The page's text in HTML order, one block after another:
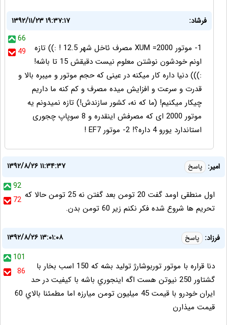
فرشاد:
۱۳۹۲/۱۱/۲۳ ۱۹:۳۷:۱۷
66
49
1- موتور XUM =2000 مصرف ئاخل شهر 12.5 ! :)) تازه
اونم خودشون نوشتن معلوم نیست دقیقش 15 تا باشه!
:))) دنیا داره کار میکنه در عینی که حجم موتور و میبره بالا و
قدرت و سرعت و افزایش میده مصرف و کم کنه ما داریم
چیکار میکنیم! (ما که نه، کشور سازندش!) تازه نمیدونم یه
موتور 2000 ای که مصرفش اینقدره و 8 سوپاپ چجوری
استاندارد یورو 4 داره؟! 2- موتور EF7 !
امیر: پاسخ
۱۳۹۲/۸/۲۶ ۱۱:۳۴:۳۷
92
72 اول منطقی اومد گفت 20 تومن بعد گفتن نه 25 تومن حالا که
تحریم ها شروع شده فکر نکنم زیر 60 تومن بدن.
فرزاد: پاسخ
۱۳۹۲/۸/۲۶ ۱۳:۰۱:۰۸
101
86
دنا قراره با موتور توربوشارژ توليد بشه كه 150 اسب بخار با
گشتاور 250 نيوتن هست اگه اينجوري باشه با كيفيت در حد
ايران خودرو با قيمت 45 ميليون تومن ميارزه اما مطمئنا بالاي 60
قيمت ميذارن